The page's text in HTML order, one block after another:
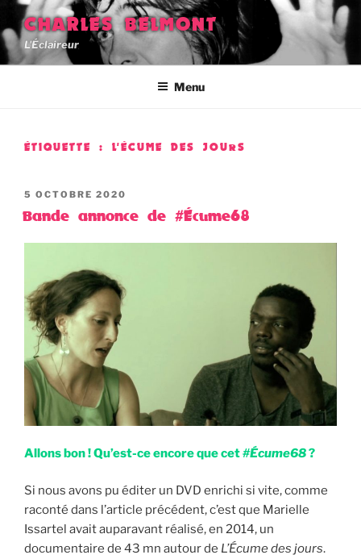
Aller
au
contenu
principal
CHARLES BELMONT
L'Éclaireur
Menu
ÉTIQUETTE : L'ÉCUME DES JOURS
PUBLIÉ
5 OCTOBRE 2020
Bande annonce de #Écume68
Allons bon ! Qu’est-ce encore que cet#Écume68?
Si nous avons pu éditer un DVD enrichi si vite, comme
raconté dans l’article précédent, c’est que Marielle
Issartel avait auparavant réalisé, en 2014, un
documentaire de 43 mn autour de L’Écume des jours.